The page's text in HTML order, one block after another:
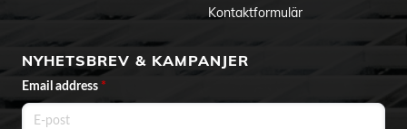
Kontaktformulär
NYHETSBREV & KAMPANJER
Email address *